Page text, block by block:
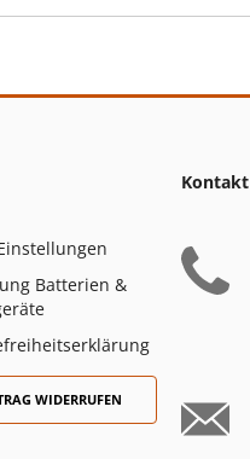
Batterien &
WIDERRUFEN
Kontakt